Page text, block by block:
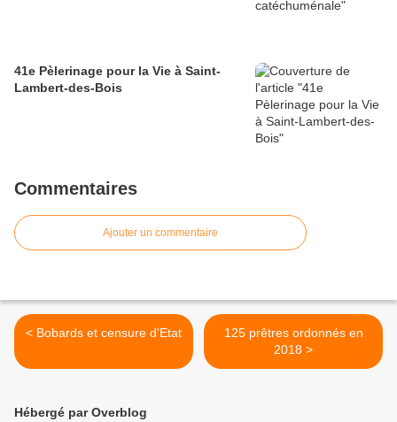
41e Pèlerinage pour la Vie à Saint-
Lambert-des-Bois
Commentaires
Ajouter un commentaire
< Bobards et censure d'Etat
125 prêtres ordonnés en
2018 >
Hébergé par Overblog